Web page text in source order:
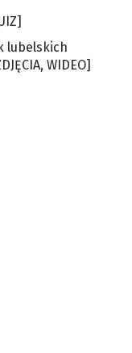
lubelskich
WIDEO]